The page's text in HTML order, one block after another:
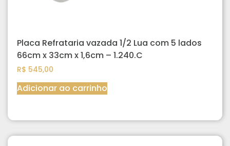
Placa Refrataria vazada 1/2 Lua com 5 lados
66cm x 33cm x 1,6cm – 1.240.C
R$ 545,00
Adicionar ao carrinho